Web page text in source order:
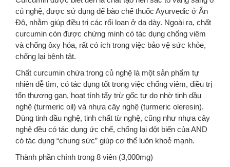
củ nghệ, được sử dụng để bào chế thuốc Ayurvedic ở Ấn
Độ, nhằm giúp điều trị các rối loạn ở dạ dày. Ngoài ra, chất
curcumin còn được chứng minh có tác dụng chống viêm
và chống ôxy hóa, rất có ích trong việc bảo vệ sức khỏe,
chống lại bệnh tật.
Chất curcumin chứa trong củ nghệ là một sản phẩm tự
nhiên dễ tìm, có tác dụng tốt trong việc chống viêm, điều trị
tổn thương gan, hoạt tính tẩy trừ gốc tự do nhờ tinh dầu
nghệ (turmeric oil) và nhựa cây nghệ (turmeric oleresin).
Dùng tinh dầu nghệ, tinh chất từ nghệ, cũng như nhựa cây
nghệ đều có tác dụng ức chế, chống lại đột biến của AND
có tác dụng “chung sức” giúp cơ thể luôn khoẻ mạnh.
Thành phần chính trong 8 viên (3,000mg)